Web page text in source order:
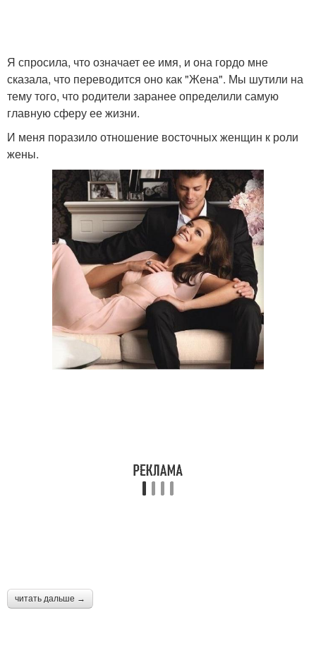
Я спросила, что означает ее имя, и она гордо мне
сказала, что переводится оно как "Жена". Мы шутили на
тему того, что родители заранее определили самую
главную сферу ее жизни.
И меня поразило отношение восточных женщин к роли
жены.
читать дальше →